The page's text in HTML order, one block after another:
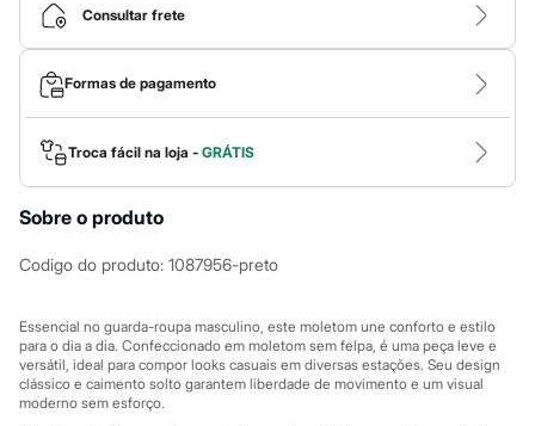
Acessórios
Bolsas
Bonés e Chapéus
Bijoux
Cintos
Óculos
Relógios
Calçados
Botas
Chinelos
Rasteirinhas
Sandálias
Sapatilhas
Marcas
City
Clock House
Mindset
Sawary
Consultar frete
Formas de pagamento
Troca fácil na loja - GRÁTIS
Sobre o produto
Codigo do produto: 1087956-preto
Essencial no guarda-roupa masculino, este moletom une conforto e estilo
para o dia a dia. Confeccionado em moletom sem felpa, é uma peça leve e
versátil, ideal para compor looks casuais em diversas estações. Seu design
clássico e caimento solto garantem liberdade de movimento e um visual
moderno sem esforço.